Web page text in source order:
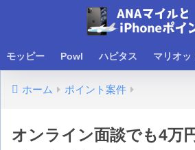
モッピー Powl ハピタス マリオッ
ホーム ポイント案件
オンライン面談でも4万